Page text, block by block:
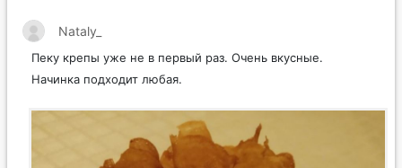
Nataly_
Пеку крепы уже не в первый раз. Очень вкусные.
Начинка подходит любая.